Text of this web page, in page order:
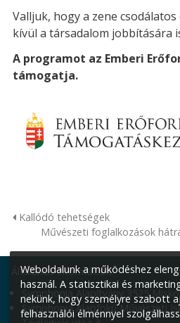
Valljuk, hogy a zene
kívül a társadalom jobbítására
A programot az Emberi
támogatja.
Kallódó tehetségek
Művészeti foglalkozások
Általános információk:
Symphonia Alapítvány 3525
Symphonia Alapfokú Művészeti
Weboldalunk a működéshez
használ. A statisztikai és
nekünk, hogy személyre szabott
felhasználói élménnyel